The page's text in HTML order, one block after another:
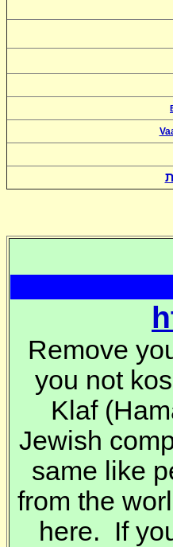
Remove
you not
Klaf
Jewish
same like
from the
here. If